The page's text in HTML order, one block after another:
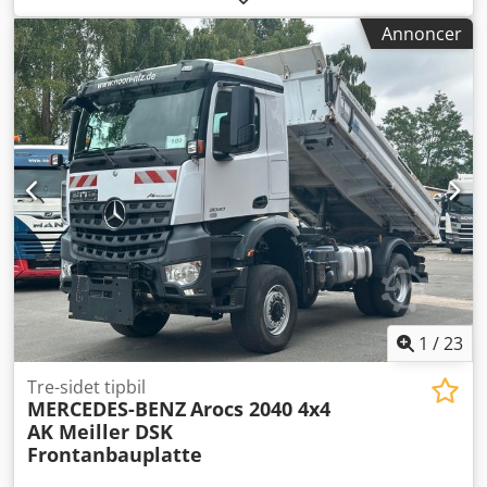
aksler, farve:hvid, geartype:mekanisk, emissionsklasse:
Euro 3, længde af lastrum:6.800 mm, læsningsbredde:
2.500 mm, Produktionsår:2006, Udstyr:parkeringsvarmer
Producent: MAN Model: TGL 10.180 4x2 6,20 m lad Årgang:
2006 Stand: God Stelnummer: WMAN15ZZ46Y170215 Ref.
nr.: 778005 Registreringsdato: 30-05-2006 HK: 180 Km:
401.000 Gearkasse: Manuel EURO-norm: 3 Dieseltank: 1
Tankkapacitet: 300 l Kabinevarmer: ? Radio: ?
Skivebremser: ? ABS: ? Dækstørrelse: 235 / 75R17,5
Dækmønster tilbage: 40 - 60% Forakselaffjedring: Fjedre
Bagakselaffjedring: Luft Værktøjskasse: ? Totalvægt: 10.000
kg Crodpfjxpl Snox Algjf Egenvægt: 5.500 kg Lasteevne:
4.500 kg Indvendig længde: 6.150 mm Indvendig bredde:
2.500 mm.
Annoncer
1 /23
Tre-sidet tipbil
MERCEDES-BENZArocs 2040 4x4
AK Meiller DSK
Frontanbauplatte